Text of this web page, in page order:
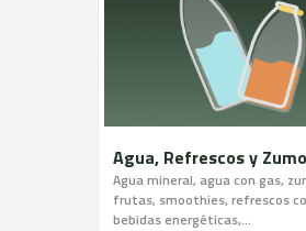
Agua, Refrescos y
Agua mineral, agua con gas,
frutas, smoothies, refrescos
bebidas energéticas,…